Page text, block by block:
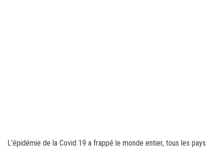
L’épidémie de la Covid 19 a frappé le monde entier, tous les pays